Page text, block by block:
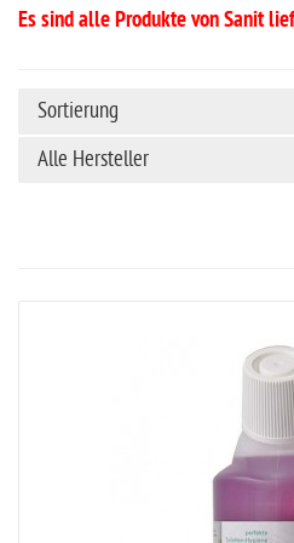
Es sind alle Produkte von Sanit
Sortierung
Alle Hersteller